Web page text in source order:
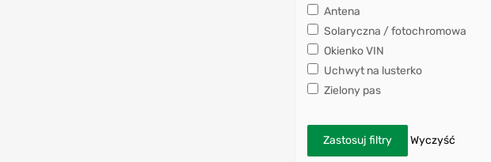
Antena
Solaryczna / fotochromowa
Okienko VIN
Uchwyt na lusterko
Zielony pas
Zastosuj filtry Wyczyść